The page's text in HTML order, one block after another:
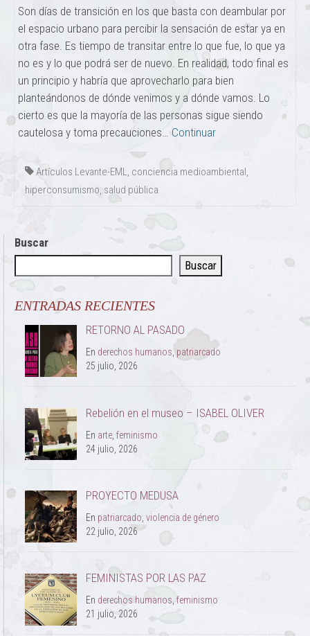
Son días de transición en los que basta con deambular por
el espacio urbano para percibir la sensación de estar ya en
otra fase. Es tiempo de transitar entre lo que fue, lo que ya
no es y lo que podrá ser de nuevo. En realidad, todo final es
un principio y habría que aprovecharlo para bien
planteándonos de dónde venimos y a dónde vamos. Lo
cierto es que la mayoría de las personas sigue siendo
cautelosa y toma precauciones… Continuar
Artículos Levante-EML, conciencia medioambiental ,
hiperconsumismo, salud pública
Buscar
Buscar
ENTRADAS RECIENTES
RETORNO AL PASADO
En derechos humanos,patriarcado
25 julio, 2026
Rebelión en el museo – ISABEL OLIVER
En arte, feminismo
24 julio, 2026
PROYECTO MEDUSA
En patriarcado violencia de género
22 julio, 2026
FEMINISTAS POR LAS PAZ
En derechos humanos, feminismo
21 julio, 2026